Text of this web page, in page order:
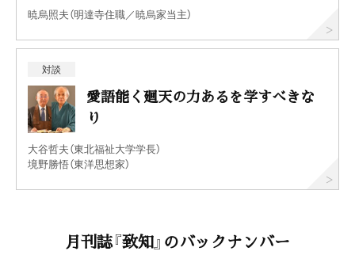
暁烏照夫（明達寺住職／暁烏家当主）
対談
愛語能く廻天の力あるを学すべきな
り
大谷哲夫（東北福祉大学学長）
境野勝悟（東洋思想家）
月刊誌『致知』のバックナンバー